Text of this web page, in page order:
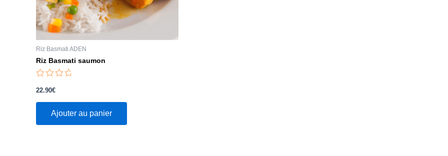
Riz Basmati ADEN
Riz Basmati saumon
0
sur
22.90€
Ajouter au panier